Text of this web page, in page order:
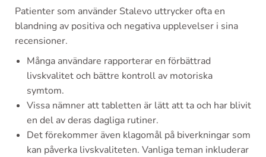
Patienter som använder Stalevo uttrycker ofta en
blandning av positiva och negativa upplevelser i sina
recensioner.
Många användare rapporterar en förbättrad
livskvalitet och bättre kontroll av motoriska
symtom.
Vissa nämner att tabletten är lätt att ta och har blivit
en del av deras dagliga rutiner.
Det förekommer även klagomål på biverkningar som
kan påverka livskvaliteten. Vanliga teman inkluderar